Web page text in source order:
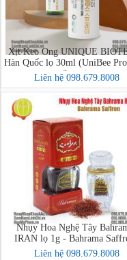
Xịt Keo Ong UNIQUE
Hàn Quốc lọ 30ml (UniBee
Spray)
Liên hệ 098.679.8008
Nhụy Hoa Nghệ Tây
IRAN lọ 1g - Bahrama
Liên hệ 098.679.8008